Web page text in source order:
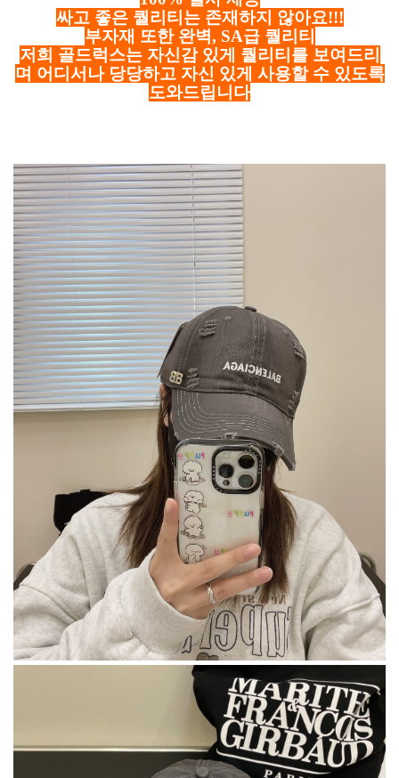
싸고 좋은 퀄리티는 존재하지 않아요!!!
부자재 또한 완벽, SA급 퀄리티
저희 골드럭스는 자신감 있게 퀄리티를 보여드리
며 어디서나 당당하고 자신 있게 사용할 수 있도록
도와드립니다